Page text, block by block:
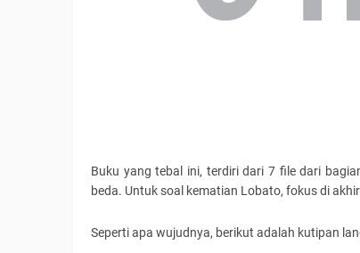
Buku yang tebal ini, terdiri dari 7 file dari
beda. Untuk soal kematian Lobato, fokus di
Seperti apa wujudnya, berikut adalah kutipan